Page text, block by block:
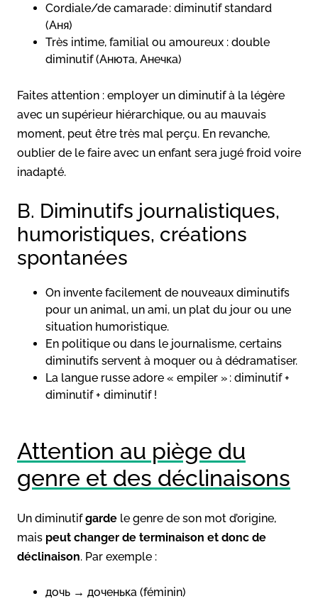
Cordiale/de camarade : diminutif standard
(Аня)
Très intime, familial ou amoureux : double
diminutif (Анюта, Анечка)
Faites attention : employer un diminutif à la légère
avec un supérieur hiérarchique, ou au mauvais
moment, peut être très mal perçu. En revanche,
oublier de le faire avec un enfant sera jugé froid voire
inadapté.
B. Diminutifs journalistiques,
humoristiques, créations
spontanées
On invente facilement de nouveaux diminutifs
pour un animal, un ami, un plat du jour ou une
situation humoristique.
En politique ou dans le journalisme, certains
diminutifs servent à moquer ou à dédramatiser.
La langue russe adore « empiler » : diminutif +
diminutif + diminutif !
Attention au piège du
genre et des déclinaisons
Un diminutifgarde le genre de son mot d’origine,
mais peut changer de terminaison et donc de
déclinaison. Par exemple :
дочь → доченька (féminin)